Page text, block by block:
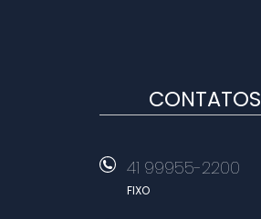
CONTATOS
41 99955-2200
FIXO